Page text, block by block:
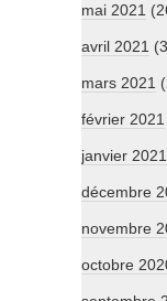
mai 2021
avril 2021
mars 2021
février 2021
janvier 2021
décembre
novembre
octobre